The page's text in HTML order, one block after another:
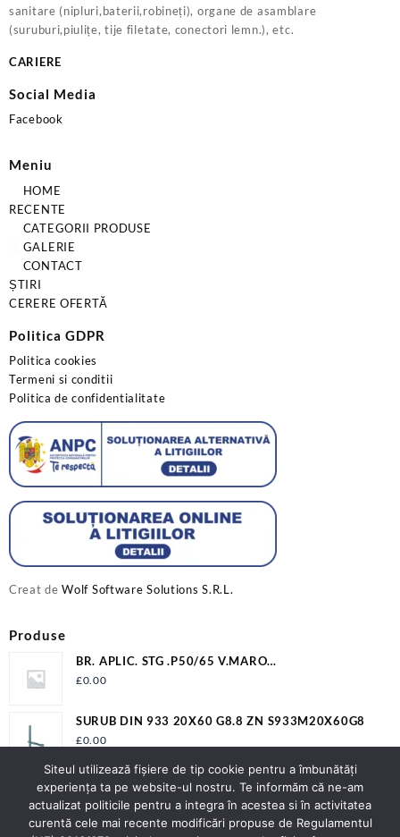
sanitare (nipluri,baterii,robineți), organe de asamblare
(suruburi,piulițe, tije filetate, conectori lemn.), etc.
CARIERE
Social Media
Facebook
Meniu
HOME
RECENTE
CATEGORII PRODUSE
GALERIE
CONTACT
ȘTIRI
CERERE OFERTĂ
Politica GDPR
Politica cookies
Termeni si conditii
Politica de confidentialitate
Creat deWolf Software Solutions S.R.L.
Produse
BR. APLIC. STG .P50/65 V.MARO
12009P506500VM2LV
£0.00
SURUB DIN 933 20X60 G8.8 ZN S933M20X60G8
£0.00
BR.AL Y 20/90/22D/240 NI+ZA F ER+T22 (I10)
£ 0.00
Siteul utilizează fişiere de tip cookie pentru a îmbunătăți
experiența ta pe website-ul nostru. Te informăm că ne-am
actualizat politicile pentru a integra în acestea si în activitatea
curentă cele mai recente modificări propuse de Regulamentul